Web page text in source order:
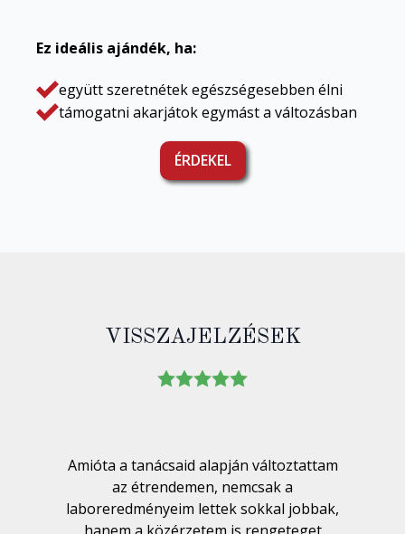
Ez ideális ajándék, ha:
együtt szeretnétek egészségesebben élni
támogatni akarjátok egymást a változásban
ÉRDEKEL
VISSZAJELZÉSEK
Amióta a tanácsaid alapján változtattam
az étrendemen, nemcsak a
laboreredményeim lettek sokkal jobbak,